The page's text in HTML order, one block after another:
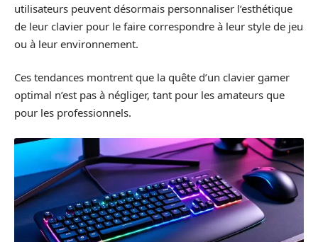
utilisateurs peuvent désormais personnaliser l’esthétique
de leur clavier pour le faire correspondre à leur style de jeu
ou à leur environnement.
Ces tendances montrent que la quête d’un clavier gamer
optimal n’est pas à négliger, tant pour les amateurs que
pour les professionnels.